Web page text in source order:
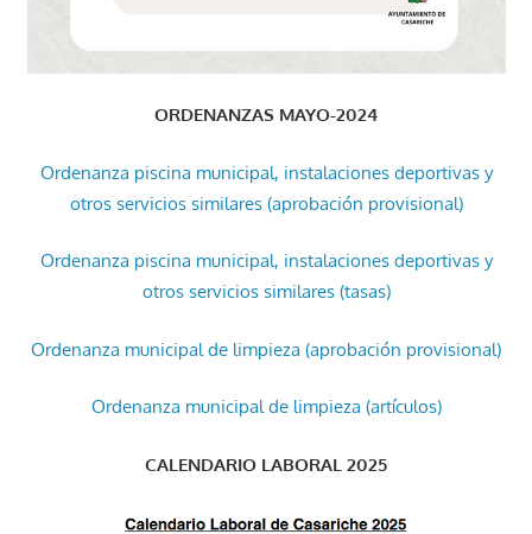
ORDENANZAS MAYO-2024
Ordenanza piscina municipal, instalaciones deportivas y
otros servicios similares (aprobación provisional)
Ordenanza piscina municipal, instalaciones deportivas y
otros servicios similares (tasas)
Ordenanza municipal de limpieza (aprobación provisional)
Ordenanza municipal de limpieza (artículos)
CALENDARIO LABORAL 2025